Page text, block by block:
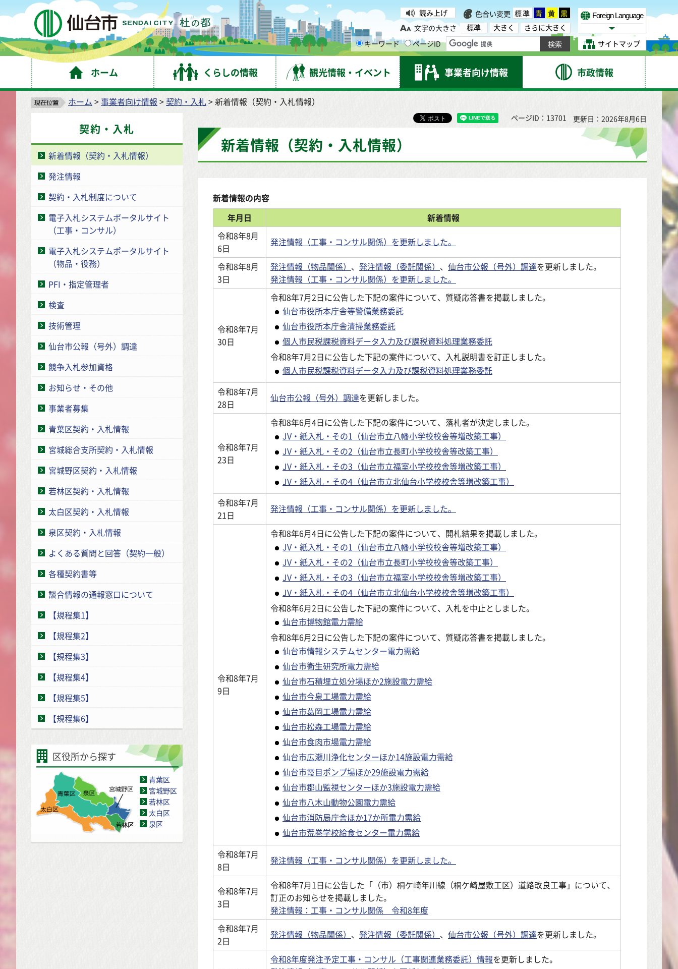
仙台市 読み上げ 色合い変更 標準 青 黄 黒
文字の大きさ
標準 大きく
さらに大きく
キーワード
ページID
Foreign Language
Select Language
サイトマップ
ホーム くらしの情報 観光情報・イベント 事業者向け情報 市政情報
ホーム >事業者向け情報 > 契約・入札> 新着情報（契約・入札情報）
契約・入札
新着情報（契約・入札情報）
発注情報
契約・入札制度について
電子入札システムポータルサイト
（工事・コンサル）
電子入札システムポータルサイト
（物品・役務）
PFI・指定管理者
検査
技術管理
仙台市公報（号外）調達
競争入札参加資格
お知らせ・その他
事業者募集
青葉区契約・入札情報
宮城総合支所契約・入札情報
宮城野区契約・入札情報
若林区契約・入札情報
太白区契約・入札情報
泉区契約・入札情報
よくある質問と回答（契約一般）
各種契約書等
談合情報の通報窓口について
【規程集1】
【規程集2】
【規程集3】
【規程集4】
【規程集5】
【規程集6】
区役所から探す
青葉区
宮城野区
若林区
太白区
泉区
ページID：13701 更新日：2026年8月6日
新着情報（契約・入札情報）
新着情報の内容
年月日
新着情報
令和8年8月
6日
発注情報（工事・コンサル関係）を更新しました。
令和8年8月
3日
発注情報（物品関係） 、 発注情報（委託関係） 、 仙台市公報（号外）調達を更新しました。
発注情報（工事・コンサル関係）を更新しました。
令和8年7月
30日
令和8年7月2日に公告した下記の案件について、質疑応答書を掲載しました。
仙台市役所本庁舎等警備業務委託
仙台市役所本庁舎清掃業務委託
個人市民税課税資料データ入力及び課税資料処理業務委託
令和8年7月2日に公告した下記の案件について、入札説明書を訂正しました。
個人市民税課税資料データ入力及び課税資料処理業務委託
令和8年7月
28日
仙台市公報（号外）調達を更新しました。
令和8年7月
23日
令和8年6月4日に公告した下記の案件について、落札者が決定しました。
JV・紙入札・その1（仙台市立八幡小学校校舎等増改築工事）
JV・紙入札・その2（仙台市立長町小学校校舎等改築工事）
JV・紙入札・その3（仙台市立福室小学校校舎等増改築工事）
JV・紙入札・その4（仙台市立北仙台小学校校舎等増改築工事）
令和8年7月
21日
発注情報（工事・コンサル関係）を更新しました。
令和8年7月
9日
令和8年6月4日に公告した下記の案件について、開札結果を掲載しました。
JV・紙入札・その1（仙台市立八幡小学校校舎等増改築工事）
JV・紙入札・その2（仙台市立長町小学校校舎等改築工事）
JV・紙入札・その3（仙台市立福室小学校校舎等増改築工事）
JV・紙入札・その4（仙台市立北仙台小学校校舎等増改築工事）
令和8年6月2日に公告した下記の案件について、入札を中止としました。
仙台市博物館電力需給
令和8年6月2日に公告した下記の案件について、質疑応答書を掲載しました。
仙台市情報システムセンター電力需給
仙台市衛生研究所電力需給
仙台市石積埋立処分場ほか2施設電力需給
仙台市今泉工場電力需給
仙台市葛岡工場電力需給
仙台市松森工場電力需給
仙台市食肉市場電力需給
仙台市広瀬川浄化センターほか14施設電力需給
仙台市霞目ポンプ場ほか29施設電力需給
仙台市郡山監視センターほか3施設電力需給
仙台市八木山動物公園電力需給
仙台市消防局庁舎ほか17か所電力需給
仙台市荒巻学校給食センター電力需給
令和8年7月
8日
発注情報（工事・コンサル関係）を更新しました。
令和8年7月
3日
令和8年7月1日に公告した「（市）桐ケ崎年川線（桐ケ崎屋敷工区）道路改良工事」について、
訂正のお知らせを掲載しました。
発注情報：工事・コンサル関係 令和8年度
令和8年7月
2日
発注情報（物品関係） 、 発注情報（委託関係） 、 仙台市公報（号外）調達を更新しました。
令和8年度発注予定工事・コンサル（工事関連業務委託）情報を更新しました。